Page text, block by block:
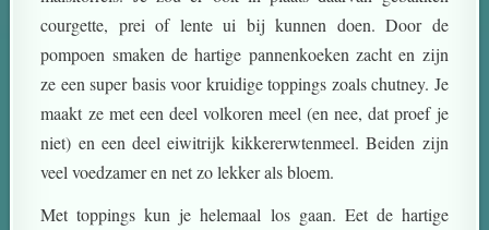
courgette, prei of lente ui bij kunnen doen. Door de
pompoen smaken de hartige pannenkoeken zacht en zijn
ze een super basis voor kruidige toppings zoals chutney. Je
maakt ze met een deel volkoren meel (en nee, dat proef je
niet) en een deel eiwitrijk kikkererwtenmeel. Beiden zijn
veel voedzamer en net zo lekker als bloem.
Met toppings kun je helemaal los gaan. Eet de hartige